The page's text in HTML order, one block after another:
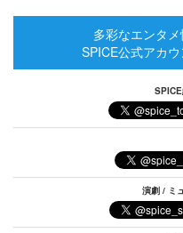
多彩なエンタ
SPICE公式アカ
演劇 / ミ